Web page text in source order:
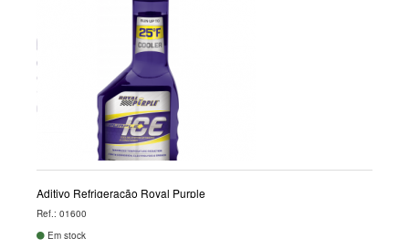
Aditivo Refrigeração Royal Purple
Ref.: 01600
Em stock